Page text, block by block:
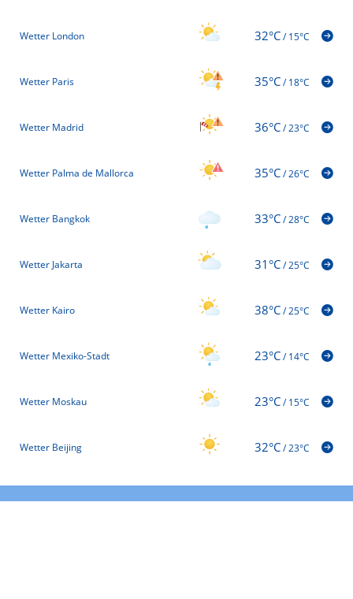
Wetter London 32°C/15°C
Wetter Paris 35°C/18°C
Wetter Madrid 36°C/23°C
Wetter Palma de Mallorca 35°C/26°C
Wetter Bangkok 33°C/28°C
Wetter Jakarta 31°C/25°C
Wetter Kairo 38°C/25°C
Wetter Mexiko-Stadt 23°C/14°C
Wetter Moskau 23°C/15°C
Wetter Beijing 32°C/23°C